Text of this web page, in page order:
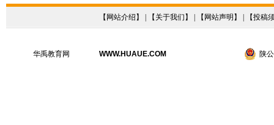
【 网站介绍 】 | 【 关于我们 】 | 【 网站声明 】 | 【投稿
华禹教育网 WWW.HUAUE.COM 陕